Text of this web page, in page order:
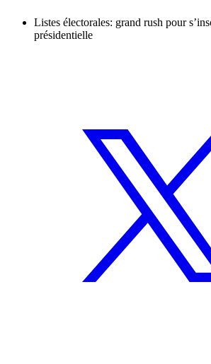
Listes électorales: grand rush pour
présidentielle